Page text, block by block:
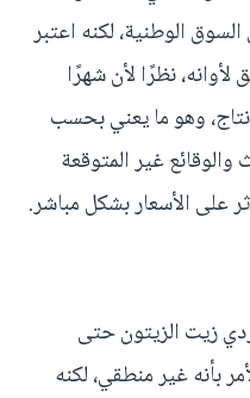
الوطنية، لكنه اعتبر
نظرًا لأن شهرًا
وهو ما يعني بحسب
غير المتوقعة
زيت الزيتون حتى
بأنه غير منطقي، لكنه